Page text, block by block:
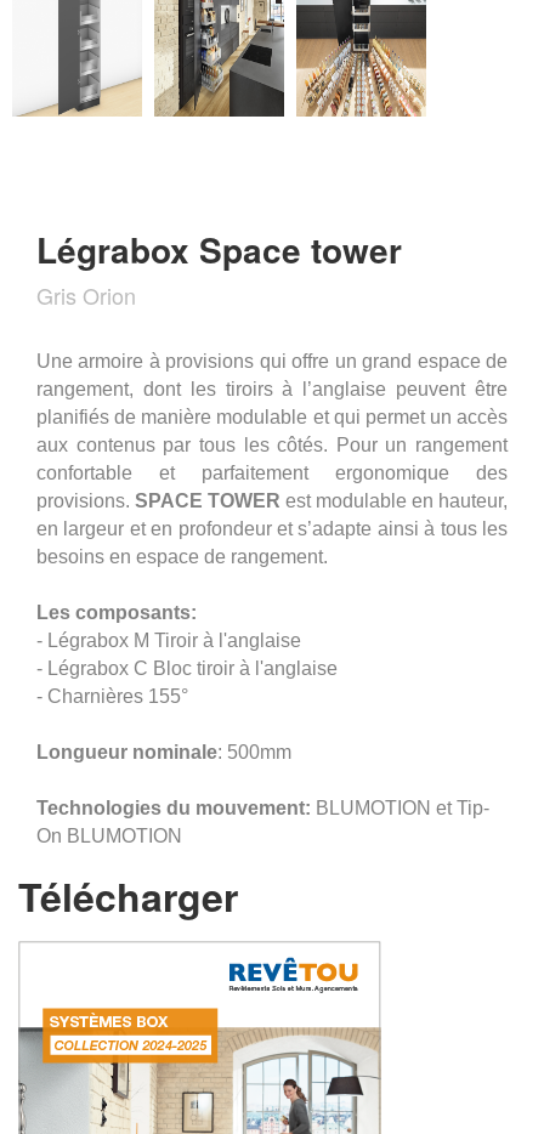
Légrabox Space tower
Gris Orion
Une armoire à provisions qui offre un grand espace de
rangement, dont les tiroirs à l’anglaise peuvent être
planifiés de manière modulable et qui permet un accès
aux contenus par tous les côtés. Pour un rangement
confortable et parfaitement ergonomique des
provisions. SPACE TOWER est modulable en hauteur,
en largeur et en profondeur et s’adapte ainsi à tous les
besoins en espace de rangement.
Les composants:
- Légrabox M Tiroir à l'anglaise
- Légrabox C Bloc tiroir à l'anglaise
- Charnières 155°
Longueur nominale: 500mm
Technologies du mouvement: BLUMOTION et Tip-
On BLUMOTION
Télécharger